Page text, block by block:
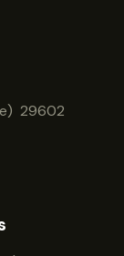
29602